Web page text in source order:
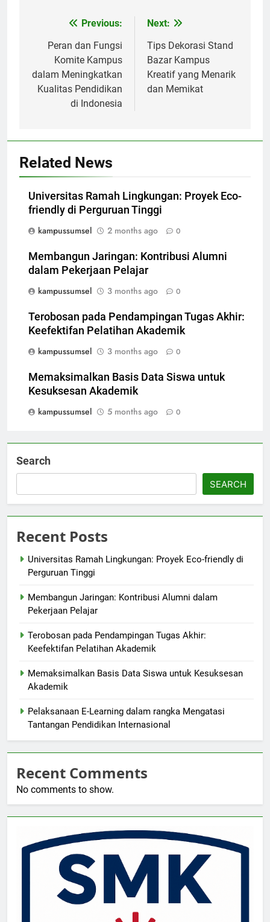
navigation
Previous:
Peran dan Fungsi
Komite Kampus
dalam Meningkatkan
Kualitas Pendidikan
di Indonesia
Next:
Tips Dekorasi Stand
Bazar Kampus
Kreatif yang Menarik
dan Memikat
Related News
Universitas Ramah Lingkungan: Proyek Eco-
friendly di Perguruan Tinggi
kampussumsel
2 months ago 0
Membangun Jaringan: Kontribusi Alumni
dalam Pekerjaan Pelajar
kampussumsel
3 months ago 0
Terobosan pada Pendampingan Tugas Akhir:
Keefektifan Pelatihan Akademik
kampussumsel
3 months ago 0
Memaksimalkan Basis Data Siswa untuk
Kesuksesan Akademik
kampussumsel
5 months ago 0
Search
SEARCH
Recent Posts
Universitas Ramah Lingkungan: Proyek Eco-friendly di
Perguruan Tinggi
Membangun Jaringan: Kontribusi Alumni dalam
Pekerjaan Pelajar
Terobosan pada Pendampingan Tugas Akhir:
Keefektifan Pelatihan Akademik
Memaksimalkan Basis Data Siswa untuk Kesuksesan
Akademik
Pelaksanaan E-Learning dalam rangka Mengatasi
Tantangan Pendidikan Internasional
Recent Comments
No comments to show.